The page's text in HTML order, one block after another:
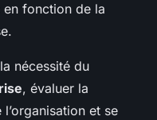
fonction de la
nécessité du
, évaluer la
et se